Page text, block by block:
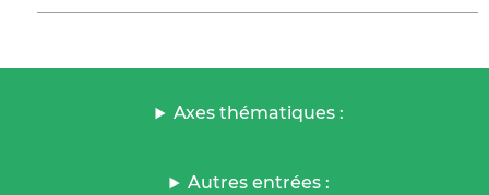
Axes thématiques :
Autres entrées :